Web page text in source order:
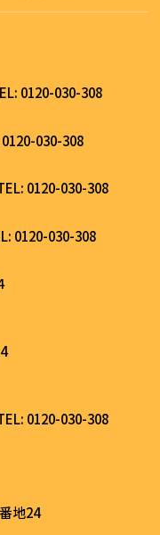
0120-030-308
030-308
0120-030-308
0120-030-308
0120-030-308
地24